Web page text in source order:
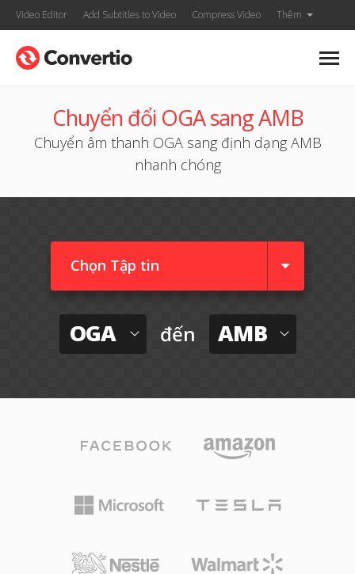
Video Editor Add Subtitles to Video Compress Video Thêm
Chuyển đổi OGA sang AMB
Chuyển âm thanh OGA sang định dạng AMB
nhanh chóng
Chọn Tập tin
OGA đến AMB